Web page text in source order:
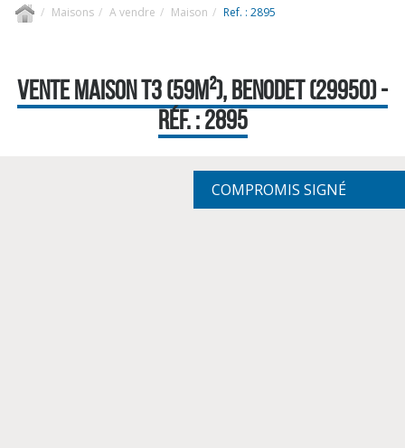
Maisons A vendre Maison Ref. : 2895
VENTE MAISON T3 (59M²), BENODET (29950) -
RÉF. : 2895
COMPROMIS SIGNÉ